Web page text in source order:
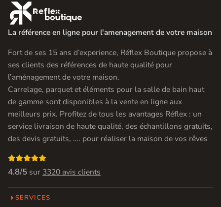

La référence en ligne pour l'amenagement de votre maison
Fort de ses 15 ans d’experience, Réflex Boutique propose à
ses clients des références de haute qualité pour
l’aménagement de votre maison.
Carrelage, parquet et éléments pour la salle de bain haut
de gamme sont disponibles à la vente en ligne aux
meilleurs prix. Profitez de tous les avantages Réflex : un
service livraison de haute qualité, des échantillons gratuits,
des devis gratuits, …. pour réaliser la maison de vos rêves

4.8/5 sur 3320 avis clients
SERVICES